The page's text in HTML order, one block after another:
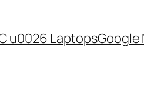
u0026 LaptopsGoogle